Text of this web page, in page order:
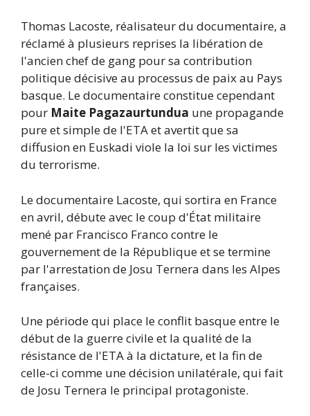
Thomas Lacoste, réalisateur du documentaire, a
réclamé à plusieurs reprises la libération de
l'ancien chef de gang pour sa contribution
politique décisive au processus de paix au Pays
basque. Le documentaire constitue cependant
pour Maite Pagazaurtundua une propagande
pure et simple de l'ETA et avertit que sa
diffusion en Euskadi viole la loi sur les victimes
du terrorisme.
Le documentaire Lacoste, qui sortira en France
en avril, débute avec le coup d'État militaire
mené par Francisco Franco contre le
gouvernement de la République et se termine
par l'arrestation de Josu Ternera dans les Alpes
françaises.
Une période qui place le conflit basque entre le
début de la guerre civile et la qualité de la
résistance de l'ETA à la dictature, et la fin de
celle-ci comme une décision unilatérale, qui fait
de Josu Ternera le principal protagoniste.